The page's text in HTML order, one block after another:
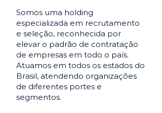
Somos uma holding
especializada em recrutamento
e seleção, reconhecida por
elevar o padrão de contratação
de empresas em todo o país.
Atuamos em todos os estados do
Brasil, atendendo organizações
de diferentes portes e
segmentos.